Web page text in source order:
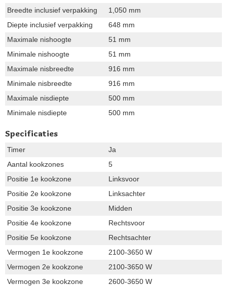
Breedte inclusief verpakking
1,050 mm
Diepte inclusief verpakking
648 mm
Maximale nishoogte
51 mm
Minimale nishoogte
51 mm
Maximale nisbreedte
916 mm
Minimale nisbreedte
916 mm
Maximale nisdiepte
500 mm
Minimale nisdiepte
500 mm
Specificaties
Timer
Ja
Aantal kookzones
5
Positie 1e kookzone
Linksvoor
Positie 2e kookzone
Linksachter
Positie 3e kookzone
Midden
Positie 4e kookzone
Rechtsvoor
Positie 5e kookzone
Rechtsachter
Vermogen 1e kookzone
2100-3650 W
Vermogen 2e kookzone
2100-3650 W
Vermogen 3e kookzone
2600-3650 W